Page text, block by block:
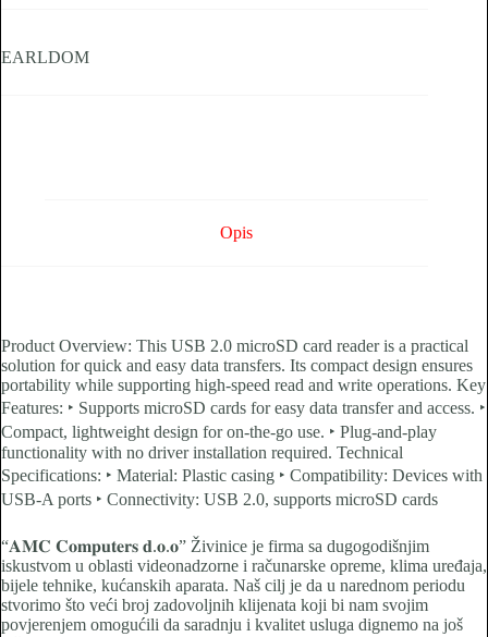
EARLDOM
Opis
Product Overview: This USB 2.0 microSD card reader is a practical
solution for quick and easy data transfers. Its compact design ensures
portability while supporting high-speed read and write operations. Key
Features: ‣ Supports microSD cards for easy data transfer and access. ‣
Compact, lightweight design for on-the-go use. ‣ Plug-and-play
functionality with no driver installation required. Technical
Specifications: ‣ Material: Plastic casing ‣ Compatibility: Devices with
USB-A ports ‣ Connectivity: USB 2.0, supports microSD cards
“𝐀𝐌𝐂 𝐂𝐨𝐦𝐩𝐮𝐭𝐞𝐫𝐬 𝐝.𝐨.𝐨” Živinice je firma sa dugogodišnjim
iskustvom u oblasti videonadzorne i računarske opreme, klima uređaja,
bijele tehnike, kućanskih aparata. Naš cilj je da u narednom periodu
stvorimo što veći broj zadovoljnih klijenata koji bi nam svojim
povjerenjem omogućili da saradnju i kvalitet usluga dignemo na još